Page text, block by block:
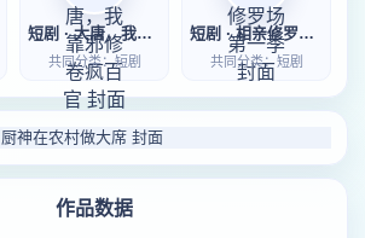
短剧 · 大唐，我靠邪修卷疯百官
共同分类：短剧
短剧 · 相亲修罗场第一季
共同分类：短剧
作品数据